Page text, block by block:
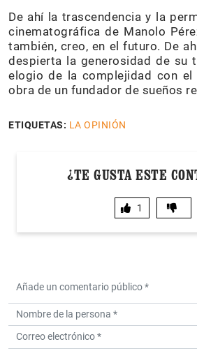
De ahí la trascendencia y la
cinematográfica de Manolo
también, creo, en el futuro. De
despierta la generosidad de su
elogio de la complejidad con el
obra de un fundador de sueños
ETIQUETAS: LA OPINIÓN
¿TE GUSTA ESTE
1